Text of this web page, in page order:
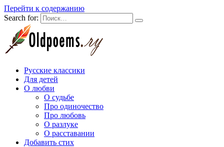
Перейти к содержанию
Search for:
Русские классики
Для детей
О любви
О судьбе
Про одиночество
Про любовь
О разлуке
О расставании
Добавить стих